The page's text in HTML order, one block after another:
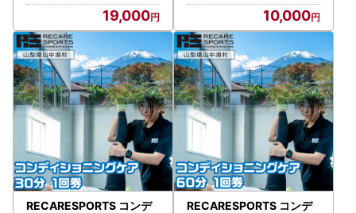
19,000 10,000
RECARESPORTS コンデ
RECARESPORTS コンデ